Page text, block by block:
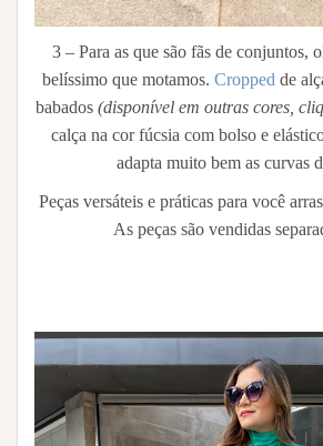
3 – Para as que são fãs de conjuntos,
belíssimo que motamos. Cropped de
babados (disponível em outras cores,
calça na cor fúcsia com bolso e
adapta muito bem as curvas
Peças versáteis e práticas para você
As peças são vendidas